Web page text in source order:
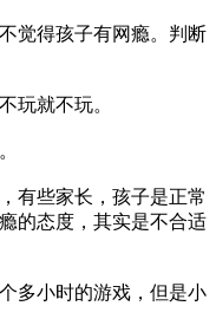
得孩子有网瘾。判断
就不玩。
些家长，孩子是正常
的态度，其实是不合适
小时的游戏，但是小